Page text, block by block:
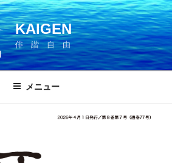
KAIGEN
俳 諧 自 由
メニュー